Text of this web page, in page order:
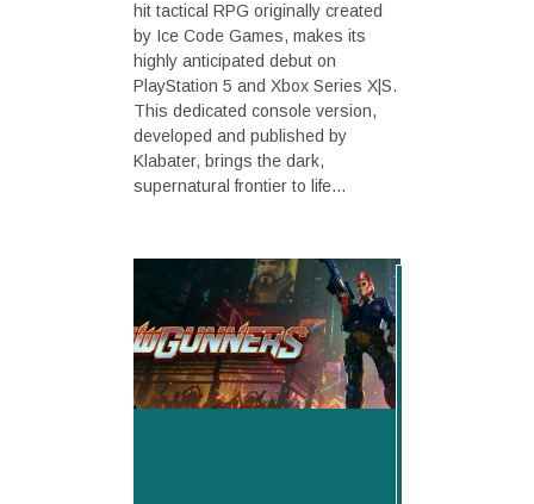
hit tactical RPG originally created
by Ice Code Games, makes its
highly anticipated debut on
PlayStation 5 and Xbox Series X|S.
This dedicated console version,
developed and published by
Klabater, brings the dark,
supernatural frontier to life...